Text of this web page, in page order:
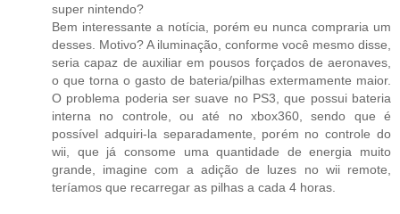
super nintendo?
Bem interessante a notícia, porém eu nunca compraria um
desses. Motivo? A iluminação, conforme você mesmo disse,
seria capaz de auxiliar em pousos forçados de aeronaves,
o que torna o gasto de bateria/pilhas extermamente maior.
O problema poderia ser suave no PS3, que possui bateria
interna no controle, ou até no xbox360, sendo que é
possível adquiri-la separadamente, porém no controle do
wii, que já consome uma quantidade de energia muito
grande, imagine com a adição de luzes no wii remote,
teríamos que recarregar as pilhas a cada 4 horas.